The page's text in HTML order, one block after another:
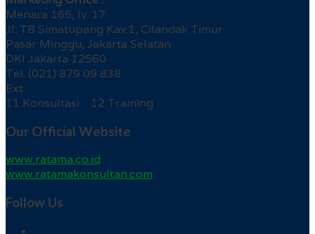
Menara 165, lv. 17
Jl. TB Simatupang Kav.1, Cilandak Timur
Pasar Minggu, Jakarta Selatan
DKI Jakarta 12560
Tel. (021) 879 09 838
Ext.
11 Konsultasi 12 Training
Our Official Website
www.ratama.co.id
www.ratamakonsultan.com
Follow Us